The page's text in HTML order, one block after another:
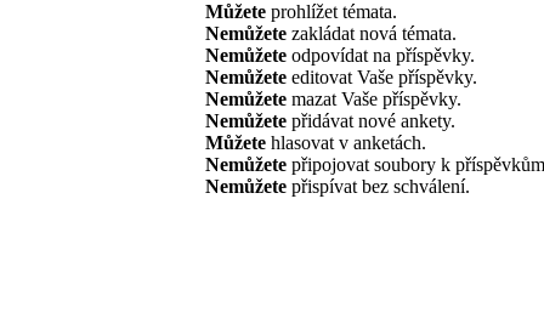
Můžete prohlížet témata.
Nemůžete zakládat nová témata.
Nemůžete odpovídat na příspěvky.
Nemůžete editovat Vaše příspěvky.
Nemůžete mazat Vaše příspěvky.
Nemůžete přidávat nové ankety.
Můžete hlasovat v anketách.
Nemůžete připojovat soubory k
Nemůžete přispívat bez schválení.